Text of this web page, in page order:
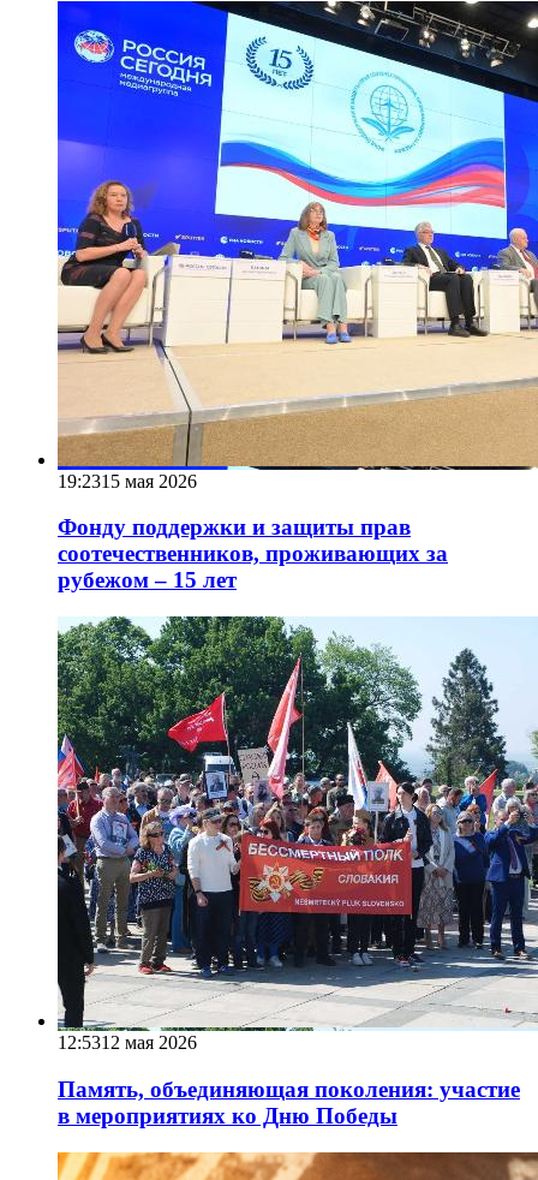
19:2315 мая 2026
Фонду поддержки и защиты прав
соотечественников, проживающих за
рубежом – 15 лет
12:5312 мая 2026
Память, объединяющая поколения: участие
в мероприятиях ко Дню Победы